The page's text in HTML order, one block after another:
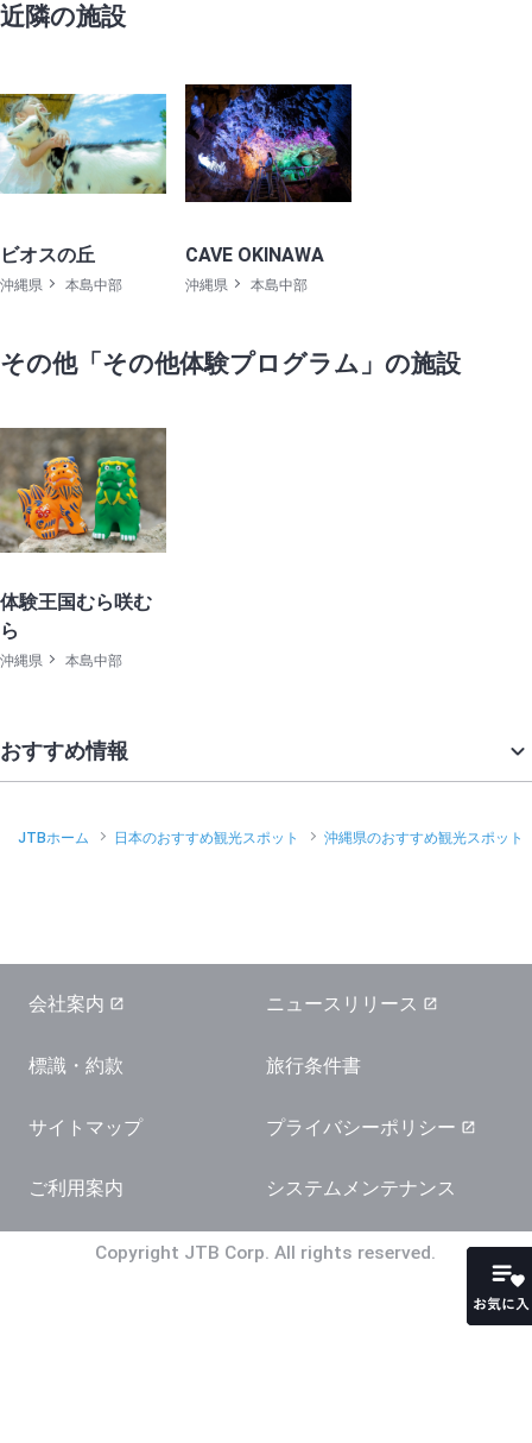
お気
近隣の施設
ビオスの丘
沖縄県 本島中部
CAVE OKINAWA
沖縄県 本島中部
その他「その他体験プログラム」の施設
体験王国むら咲む
ら
沖縄県 本島中部
おすすめ情報
JTBホーム 日本のおすすめ観光スポット 沖縄県のおすすめ観光スポット
お気
会社案内 ニュースリリース
標識・約款 旅行条件書
サイトマップ プライバシーポリシー
ご利用案内 システムメンテナンス
Copyright JTB Corp. All rights reserved.